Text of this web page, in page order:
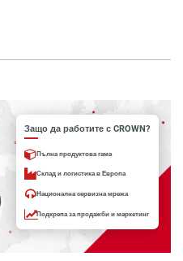
Защо да работите с CROWN?
Пълна продуктова гама
Склад и логистика в Европа
Национална сервизна мрежа
Подкрепа за продажби и маркетинг